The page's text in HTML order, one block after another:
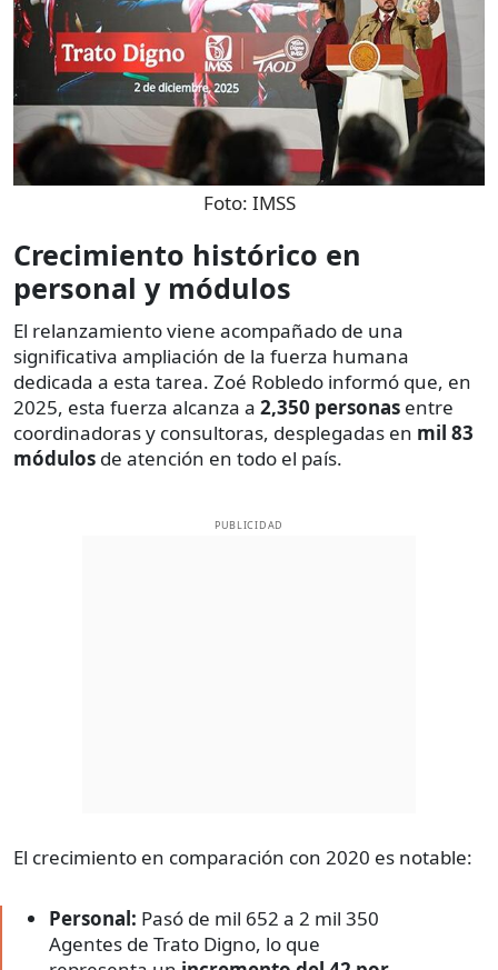
Foto: IMSS
Crecimiento histórico en
personal y módulos
El relanzamiento viene acompañado de una
significativa ampliación de la fuerza humana
dedicada a esta tarea. Zoé Robledo informó que, en
2025, esta fuerza alcanza a 2,350 personas entre
coordinadoras y consultoras, desplegadas en mil 83
módulos de atención en todo el país.
PUBLICIDAD
El crecimiento en comparación con 2020 es notable:
Personal: Pasó de mil 652 a 2 mil 350
Agentes de Trato Digno, lo que